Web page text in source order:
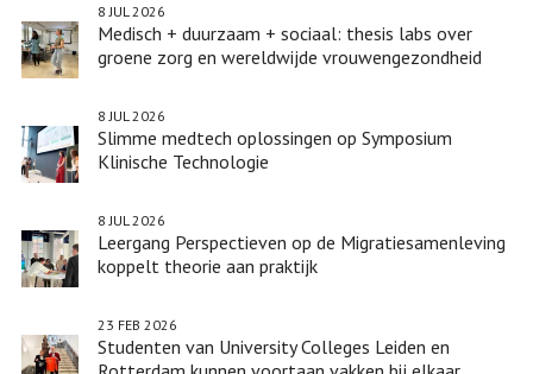
Medisch + duurzaam + sociaal: thesis labs over
groene zorg en wereldwijde vrouwengezondheid
8 JUL 2026
Slimme medtech oplossingen op Symposium
Klinische Technologie
8 JUL 2026
Leergang Perspectieven op de Migratiesamenleving
koppelt theorie aan praktijk
8 JUL 2026
Studenten van University Colleges Leiden en
23 FEB 2026